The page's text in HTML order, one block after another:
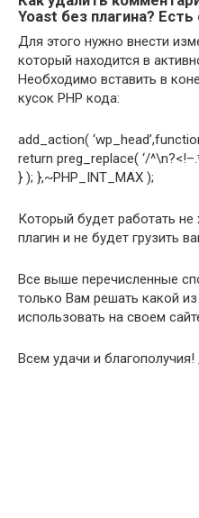
Yoast без плагина? Есть
Для этого нужно внести
который находится в
Необходимо вставить в
кусок PHP кода:
add_action(
return preg_replace( ‘/
} ); },~PHP_INT_MAX );
Который будет работать
плагин и не будет грузить
Все выше перечисленные
только Вам решать какой
использовать на своем
Всем удачи и